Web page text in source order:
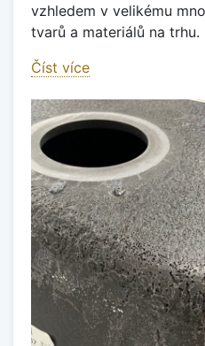
vzhledem v velikému
tvarů a materiálů na trhu.
Číst více